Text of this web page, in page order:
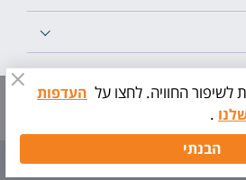
אתרים|
לשיפור החוויה. לחצו על העדפות
.
הבנתי